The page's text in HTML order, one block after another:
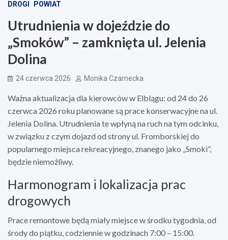
DROGI POWIAT
Utrudnienia w dojeździe do
„Smoków” – zamknięta ul. Jelenia
Dolina
24 czerwca 2026 Monika Czarnecka
Ważna aktualizacja dla kierowców w Elblągu: od 24 do 26
czerwca 2026 roku planowane są prace konserwacyjne na ul.
Jelenia Dolina. Utrudnienia te wpłyną na ruch na tym odcinku,
w związku z czym dojazd od strony ul. Fromborskiej do
popularnego miejsca rekreacyjnego, znanego jako „Smoki”,
będzie niemożliwy.
Harmonogram i lokalizacja prac
drogowych
Prace remontowe będą miały miejsce w środku tygodnia, od
środy do piątku, codziennie w godzinach 7:00 – 15:00.